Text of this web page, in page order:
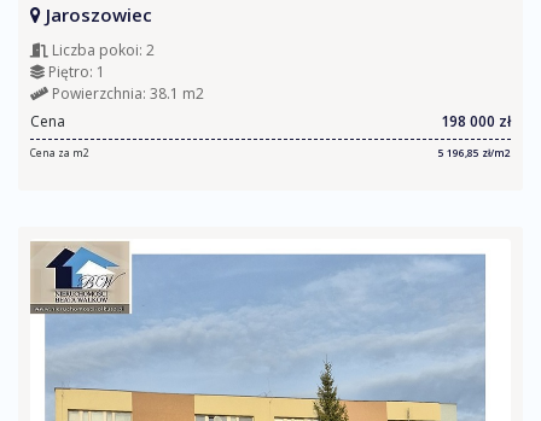
Jaroszowiec
Liczba pokoi: 2
Piętro: 1
Powierzchnia: 38.1 m2
Cena
198 000 zł
Cena za m2 5 196,85 zł/m2